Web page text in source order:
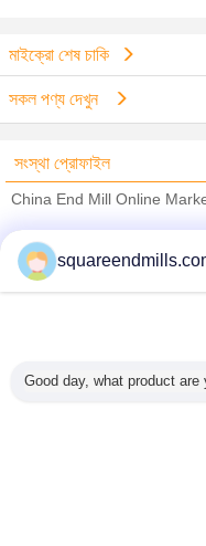
মাইক্রো শেষ চাকি
সকল পণ্য দেখুন
সংস্থা প্রোফাইল
China End Mill Online
Trust Seal
Good day, what product are